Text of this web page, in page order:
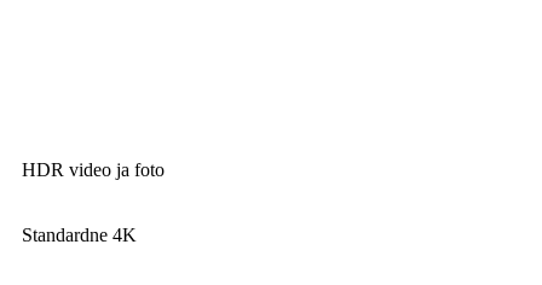
HDR video ja foto
Standardne 4K